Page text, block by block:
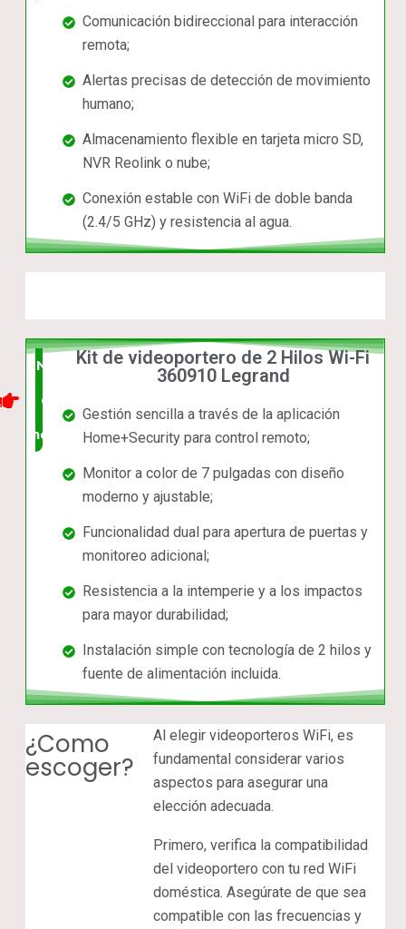
Comunicación bidireccional para interacción
remota;
Alertas precisas de detección de movimiento
humano;
Almacenamiento flexible en tarjeta micro SD,
NVR Reolink o nube;
Conexión estable con WiFi de doble banda
(2.4/5 GHz) y resistencia al agua.
Nuevo
en el
mercado
Kit de videoportero de 2 Hilos Wi-Fi
360910 Legrand
Gestión sencilla a través de la aplicación
Home+Security para control remoto;
Monitor a color de 7 pulgadas con diseño
moderno y ajustable;
Funcionalidad dual para apertura de puertas y
monitoreo adicional;
Resistencia a la intemperie y a los impactos
para mayor durabilidad;
Instalación simple con tecnología de 2 hilos y
fuente de alimentación incluida.
¿Como
escoger?
Al elegir videoporteros WiFi, es
fundamental considerar varios
aspectos para asegurar una
elección adecuada.
Primero, verifica la compatibilidad
del videoportero con tu red WiFi
doméstica. Asegúrate de que sea
compatible con las frecuencias y